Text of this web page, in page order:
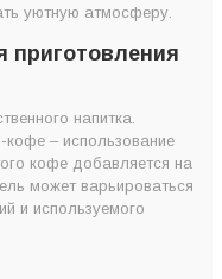
уютную атмосферу.
напитка.
– использование
кофе добавляется на
может варьироваться
и используемого